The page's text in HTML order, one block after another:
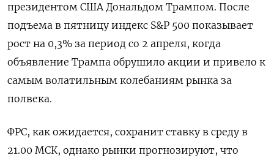
президентом США Дональдом Трампом. После
подъема в пятницу индекс S&P 500 показывает
рост на 0,3% за период со 2 апреля, когда
объявление Трампа обрушило акции и привело к
самым волатильным колебаниям рынка за
полвека.
ФРС, как ожидается, сохранит ставку в среду в
21.00 МСК, однако рынки прогнозируют, что